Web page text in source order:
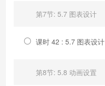
第7节: 5.7 图表设计
课时 42 : 5.7 图表设计
第8节: 5.8 动画设置